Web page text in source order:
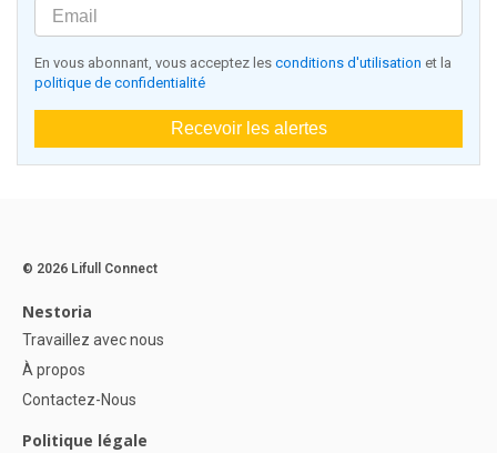
En vous abonnant, vous acceptez les conditions d'utilisation et la
politique de confidentialité
Recevoir les alertes
© 2026 Lifull Connect
Nestoria
Travaillez avec nous
À propos
Contactez-Nous
Politique légale